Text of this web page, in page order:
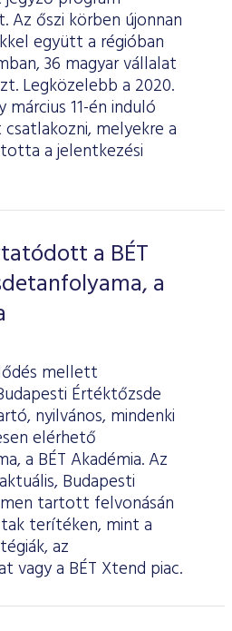
Az őszi körben újonnan
együtt a régióban
36 magyar vállalat
Legközelebb a 2020.
március 11-én induló
melyekre a
a jelentkezési
a BÉT
a
mellett
Értéktőzsde
nyilvános, mindenki
elérhető
a BÉT Akadémia. Az
Budapesti
tartott felvonásán
terítéken, mint a
az
vagy a BÉT Xtend piac.